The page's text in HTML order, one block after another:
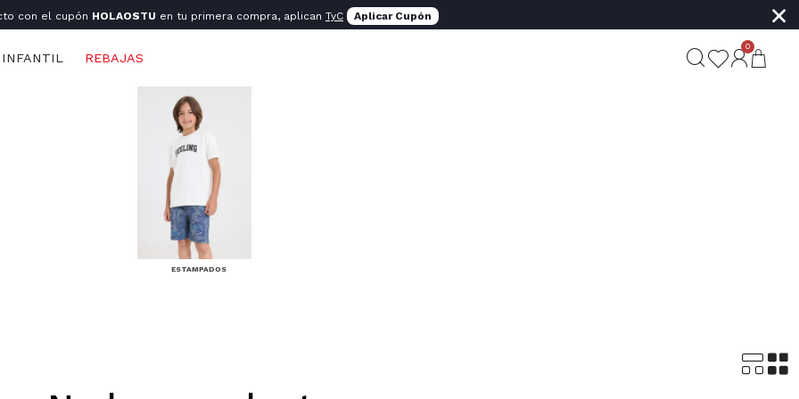
con el cupón HOLAOSTU en tu primera compra, aplican TyC Aplicar Cupón ×
INFANTIL REBAJAS
0
ESTAMPADOS